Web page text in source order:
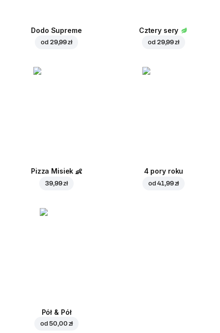
Dodo Supreme
od 29,99 zł
Cztery sery
od 29,99 zł
Pizza Misiek 👶
39,99 zł
4 pory roku
od41,99 zł
Pół & Pół
od50,00 zł